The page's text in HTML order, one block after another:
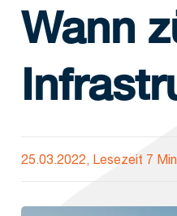
Wann
25.03.2022, Lesezeit 7